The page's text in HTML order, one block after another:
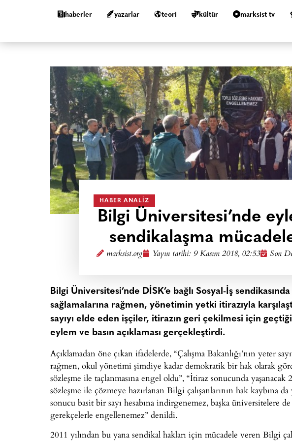
haberler yazarlar teori kültür marksist tv
HABER ANALIZ
Bilgi Üniversitesi’nde
sendikalaşma
marksist.org Yayın tarihi: 9 Kasım 2018, 02:53 Son
Bilgi Üniversitesi’nde DİSK’e bağlı Sosyal-İş
sağlamalarına rağmen, yönetimin yetki itirazıyla
sayıyı elde eden işçiler, itirazın geri çekilmesi için
eylem ve basın açıklaması gerçekleştirdi.
Açıklamadan öne çıkan ifadelerde, “Çalışma Bakanlığı’nın yeter
rağmen, okul yönetimi şimdiye kadar demokratik bir hak olarak
sözleşme ile taçlanmasına engel oldu”, “İtiraz sonucunda
sözleşme ile çözmeye hazırlanan Bilgi çalışanlarının hak kaybına
sonucu basit bir sayı hesabına indirgenemez, başka üniversitelere
gerekçelerle engellenemez” denildi.
2011 yılından bu yana sendikal hakları için mücadele veren Bilgi